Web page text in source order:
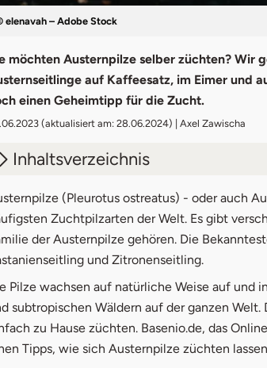
elenavah – Adobe Stock
möchten Austernpilze selber züchten? Wir
auf Kaffeesatz, im Eimer und
einen Geheimtipp für die Zucht.
(aktualisiert am: 28.06.2024) | Axel Zawischa
Inhaltsverzeichnis
1. Steckbrief Austernpilz
2.
Austernpilze selber züchten
3. Austernpilze Indoor züchten
3.2 Austernpilze auf Kaffeesatz züchten
(Pleurotus ostreatus) - oder auch
Zuchtpilzarten der Welt. Es gibt
der Austernpilze gehören. Die
und Zitronenseitling.
Pilze wachsen auf natürliche Weise auf und
subtropischen Wäldern auf der ganzen
zu Hause züchten. Basenio.de, das
Tipps, wie sich Austernpilze züchten